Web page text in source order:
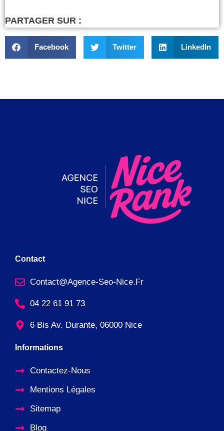
PARTAGER SUR :
Facebook Twitter LinkedIn
Contact
Contact@agence-Seo-Nice.fr
04 22 61 91 73
6 Bis Av. Durante, 06000 Nice
Informations
Contactez-Nous
Mentions Légales
Sitemap
Blog